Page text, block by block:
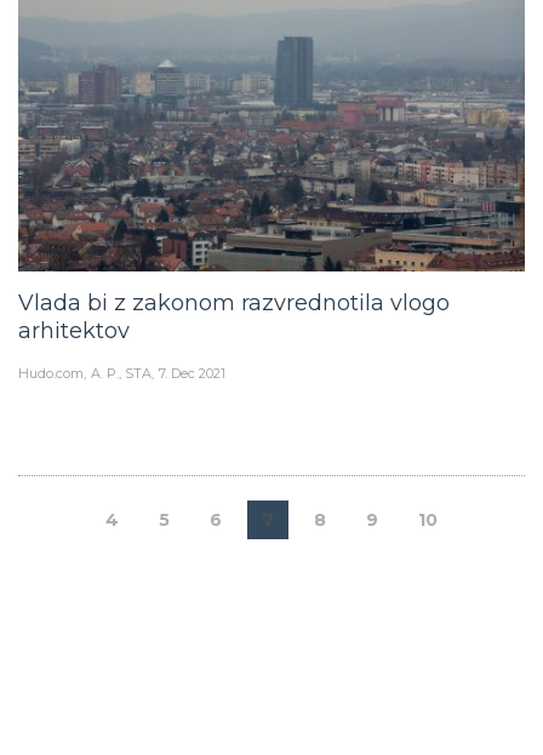
Vlada bi z zakonom razvrednotila vlogo
arhitektov
Hudo.com A. P., STA 7. Dec 2021
4 5 6 7 8 9 10